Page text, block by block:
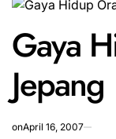
Gaya
Jepang
onApril 16, 2007